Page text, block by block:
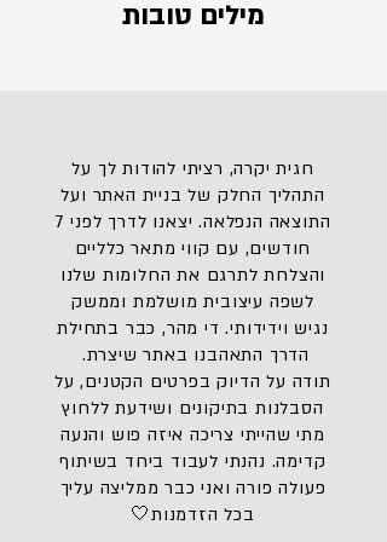
מילים טובות
חגית יקרה, רציתי להודות לך על
התהליך החלק של בניית האתר ועל
התוצאה הנפלאה. יצאנו לדרך לפני 7
חודשים, עם קווי מתאר כלליים
והצלחת לתרגם את החלומות שלנו
לשפה עיצובית מושלמת וממשק
נגיש וידידותי. די מהר, כבר בתחילת
הדרך התאהבנו באתר שיצרת.
תודה על הדיוק בפרטים הקטנים, על
הסבלנות בתיקונים ושידעת ללחוץ
מתי שהייתי צריכה איזה פוש והנעה
קדימה. נהנתי לעבוד ביחד בשיתוף
פעולה פורה ואני כבר ממליצה עליך
בכל הזדמנות🤍